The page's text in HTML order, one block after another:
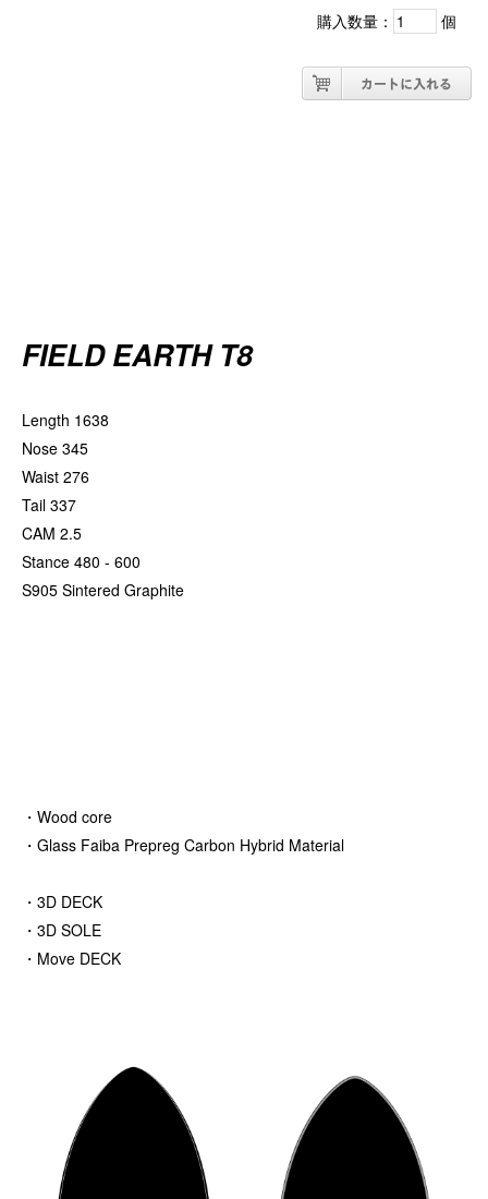
購入数量： 個
FIELD EARTH T8
Length 1638
Nose 345
Waist 276
Tail 337
CAM 2.5
Stance 480 - 600
S905 Sintered Graphite
・Wood core
・Glass Faiba Prepreg Carbon Hybrid Material
・3D DECK
・3D SOLE
・Move DECK